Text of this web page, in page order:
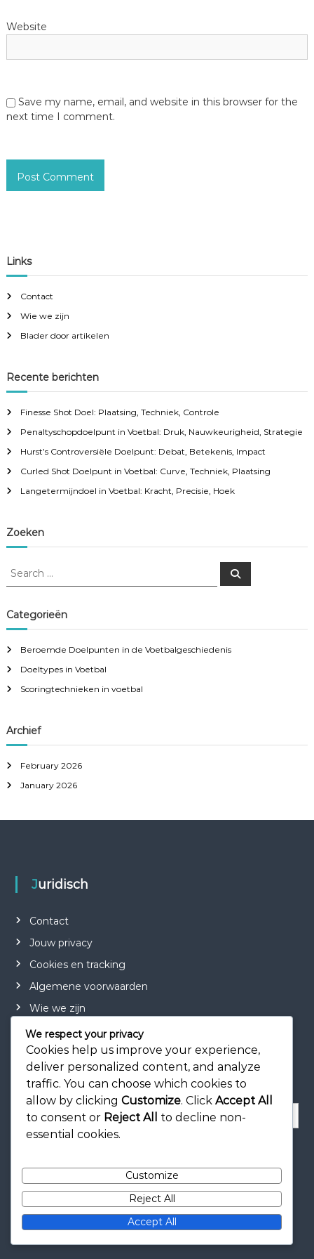
Website
Save my name, email, and website in this browser for the
next time I comment.
Links
Contact
Wie we zijn
Blader door artikelen
Recente berichten
Finesse Shot Doel: Plaatsing, Techniek, Controle
Penaltyschopdoelpunt in Voetbal: Druk, Nauwkeurigheid, Strategie
Hurst’s Controversiële Doelpunt: Debat, Betekenis, Impact
Curled Shot Doelpunt in Voetbal: Curve, Techniek, Plaatsing
Langetermijndoel in Voetbal: Kracht, Precisie, Hoek
Zoeken
S
r
c
f
o
r
S
Categorieën
Beroemde Doelpunten in de Voetbalgeschiedenis
Doeltypes in Voetbal
Scoringtechnieken in voetbal
Archief
February 2026
January 2026
Juridisch
Contact
Jouw privacy
Cookies en tracking
Algemene voorwaarden
Wie we zijn
Zoeken
:
S
r
h
We respect your privacy
Cookies help us improve your experience,
deliver personalized content, and analyze
traffic. You can choose which cookies to
allow by clicking Customize. Click Accept All
to consent or Reject All
to decline non-
essential cookies.
Customize
Reject All
Accept All